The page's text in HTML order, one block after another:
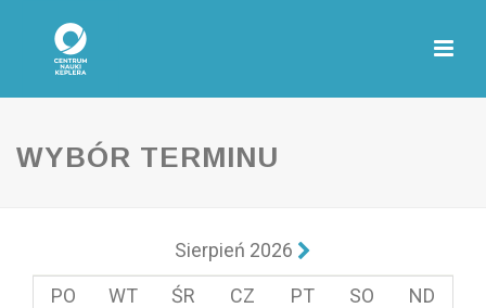
WYBÓR TERMINU
Sierpień 2026
PO
WT ŚR CZ PT SO ND